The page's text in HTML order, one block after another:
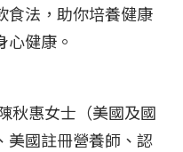
法，助你培養健康
健康。
秋惠女士（美國及國
美國註冊營養師、認